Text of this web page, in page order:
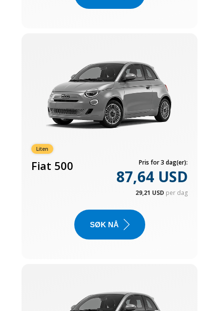
Liten
Fiat 500 Pris for 3 dag(er):
87,64 USD
29,21 USD per dag
SØK NÅ